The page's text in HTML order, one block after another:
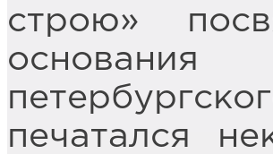
строю»
основания
печатался